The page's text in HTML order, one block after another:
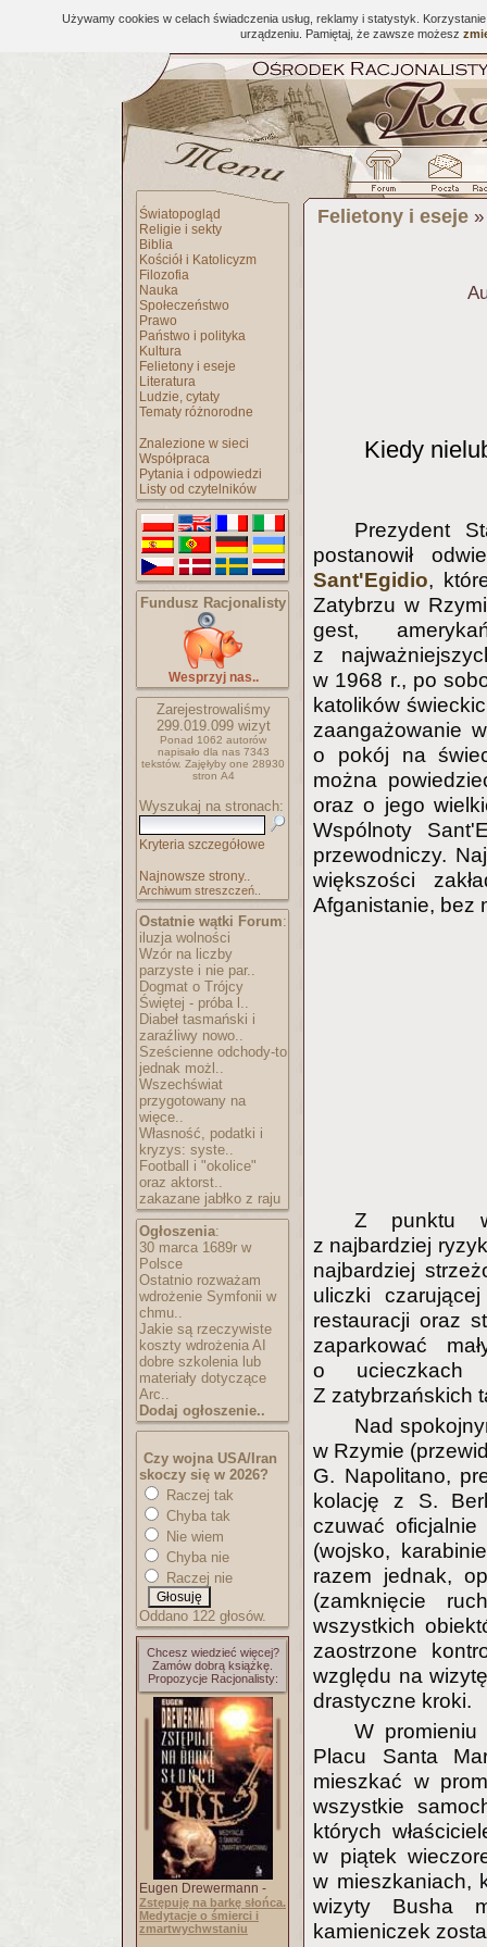
Używamy cookies w celach świadczenia usług, reklamy i statystyk.
urządzeniu. Pamiętaj, że zawsze możesz
Światopogląd
Religie i sekty
Biblia
Kościół i Katolicyzm
Filozofia
Nauka
Społeczeństwo
Prawo
Państwo i polityka
Kultura
Felietony i eseje
Literatura
Ludzie, cytaty
Tematy różnorodne
Znalezione w sieci
Współpraca
Pytania i odpowiedzi
Listy od czytelników
Fundusz Racjonalisty
Wesprzyj nas..
Zarejestrowaliśmy
299.019.099wizyt
Ponad 1062 autorów
napisało dla nas 7343
tekstów. Zajęłyby one 28930
stron A4
Wyszukaj na stronach:
Kryteria szczegółowe
Najnowsze strony..
Archiwum streszczeń..
Ostatnie wątki Forum:
iluzja wolności
Wzór na liczby
parzyste i nie par..
Dogmat o Trójcy
Świętej - próba l..
Diabeł tasmański i
zaraźliwy nowo..
Sześcienne odchody-to
jednak możl..
Wszechświat
przygotowany na
więce..
Własność, podatki i
kryzys: syste..
Football i "okolice"
oraz aktorst..
zakazane jabłko z raju
Ogłoszenia:
30 marca 1689r w
Polsce
Ostatnio rozważam
wdrożenie Symfonii w
chmu..
Jakie są rzeczywiste
koszty wdrożenia AI
dobre szkolenia lub
materiały dotyczące
Arc..
Dodaj ogłoszenie..
Czy wojna USA/Iran
skoczy się w 2026?
Raczej tak
Chyba tak
Nie wiem
Chyba nie
Raczej nie
Oddano 122 głosów.
Chcesz wiedzieć więcej?
Zamów dobrą książkę.
Propozycje Racjonalisty:
Eugen Drewermann -
Zstępuję na barkę słońca.
Medytacje o śmierci i
zmartwychwstaniu
Felietony i eseje
Kiedy
Prezydent
postanowił
Sant'Egidio,
Zatybrzu w
gest,
z
w 1968 r., po
katolików
zaangażowanie
o pokój na
można
oraz o jego
Wspólnoty
przewodniczy.
większości
Afganistanie, bez
Z punktu
z najbardziej
najbardziej
uliczki
restauracji oraz
zaparkować
o ucieczkach
Z zatybrzańskich
Nad
w Rzymie
G. Napolitano,
kolację z S.
czuwać
(wojsko,
razem jednak,
(zamknięcie
wszystkich
zaostrzone
względu na
drastyczne kroki.
W
Placu Santa
mieszkać w
wszystkie
których
w piątek
w mieszkaniach,
wizyty Busha
kamieniczek